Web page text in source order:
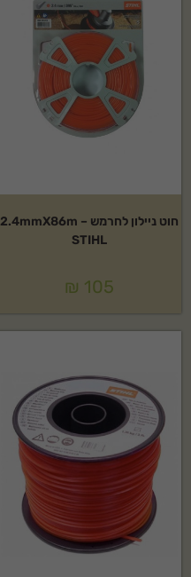
חוט ניילון לחרמש 2.4mmX86m –
STIHL
₪ 105